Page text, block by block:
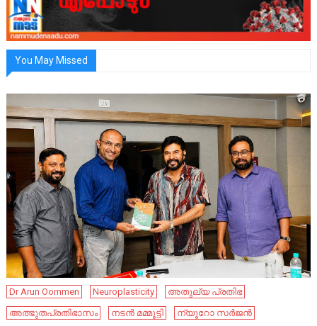
You May Missed
Dr Arun Oommen Neuroplasticity
അതുല്യ പ്രതിഭ
അത്ഭുതപ്രതിഭാസം
നടൻ മമ്മൂട്ടി
ന്യൂറോ സർജൻ